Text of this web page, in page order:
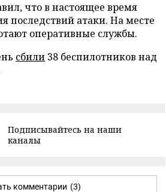
что в настоящее время
последствий атаки. На месте
оперативные службы.
сбили 38 беспилотников над
Подписывайтесь на наши
каналы
комментарии (3)